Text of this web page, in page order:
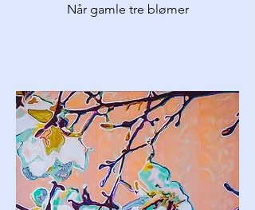
Når gamle tre blømer